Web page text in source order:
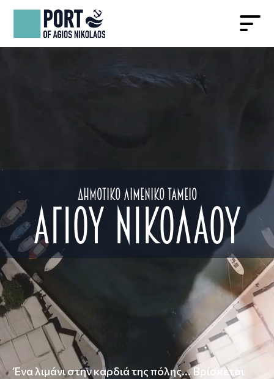
Δημοτικό Λιμενικό Ταμείο
Αγιου Νικολάου
Ένα λιμάνι στην καρδιά της πόλης... Βρίσκεται